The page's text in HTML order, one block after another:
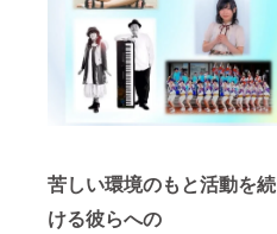
苦しい環境のもと活動を続
ける彼らへの